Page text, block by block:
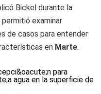
Bickel durante la
examinar
de casos para entender
en Marte.